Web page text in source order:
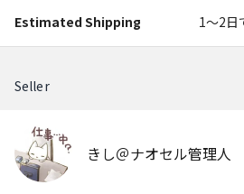
Estimated Shipping 1〜2日
Seller
きし＠ナオセル管理人